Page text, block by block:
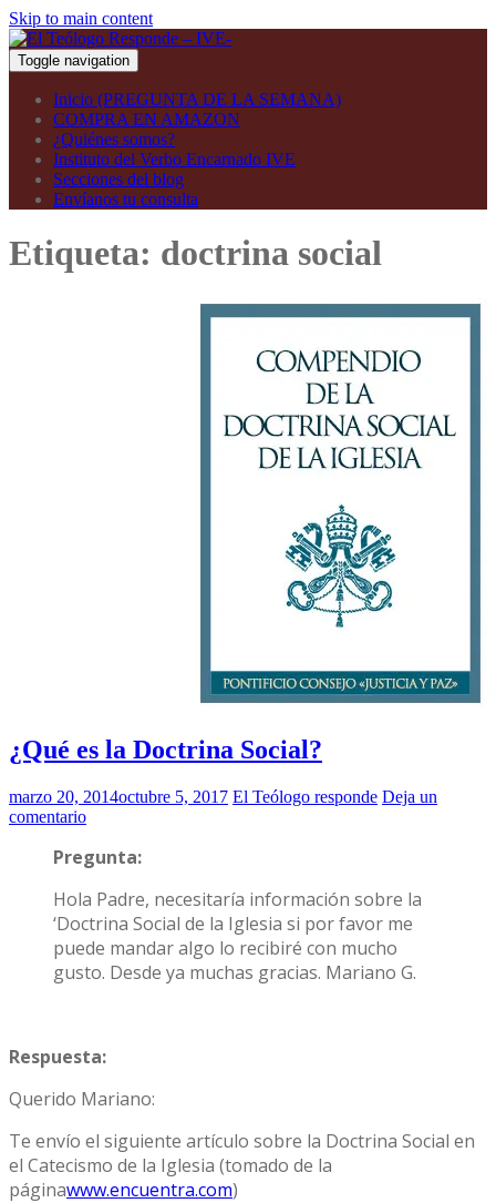
Skip to main content
Toggle navigation
Inicio (PREGUNTA DE LA SEMANA)
COMPRA EN AMAZON
¿Quiénes somos?
Instituto del Verbo Encarnado IVE
Secciones del blog
Envíanos tu consulta
Etiqueta: doctrina social
¿Qué es la Doctrina Social?
marzo 20, 2014octubre 5, 2017 El Teólogo responde Deja un
comentario
Pregunta:
Hola Padre, necesitaría información sobre la
‘Doctrina Social de la Iglesia si por favor me
puede mandar algo lo recibiré con mucho
gusto. Desde ya muchas gracias. Mariano G.
Respuesta:
Querido Mariano:
Te envío el siguiente artículo sobre la Doctrina Social en
el Catecismo de la Iglesia (tomado de la
páginawww.encuentra.com)